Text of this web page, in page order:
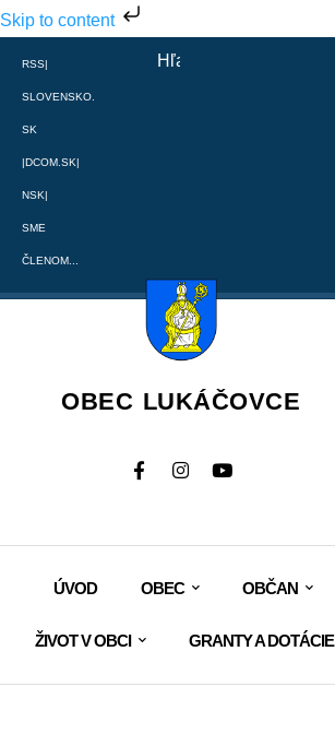
Skip to content
RSS|
SLOVENSKO.
SK
|DCOM.SK|
NSK|
SME
ČLENOM...
OBEC LUKÁČOVCE
ÚVOD OBEC OBČAN
ŽIVOT V OBCI GRANTY A DOTÁCIE